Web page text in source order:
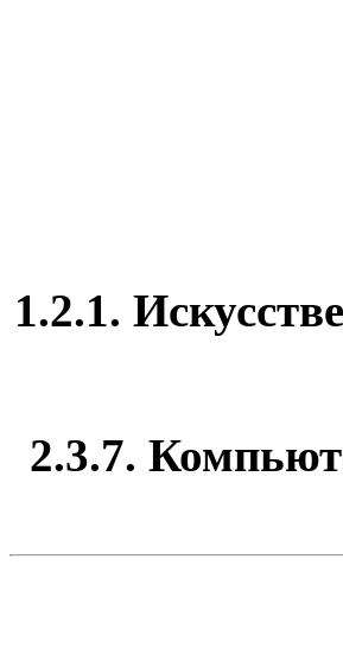
1.2.1.
2.3.7.